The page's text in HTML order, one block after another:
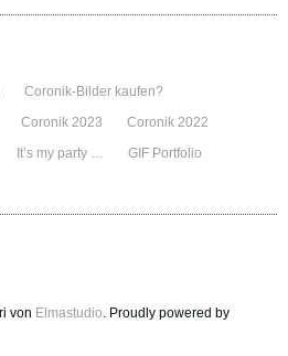
Coronik-Bilder kaufen?
Coronik 2023
Coronik 2022
It’s my party …
GIF Portfolio
von Elmastudio. Proudly powered by